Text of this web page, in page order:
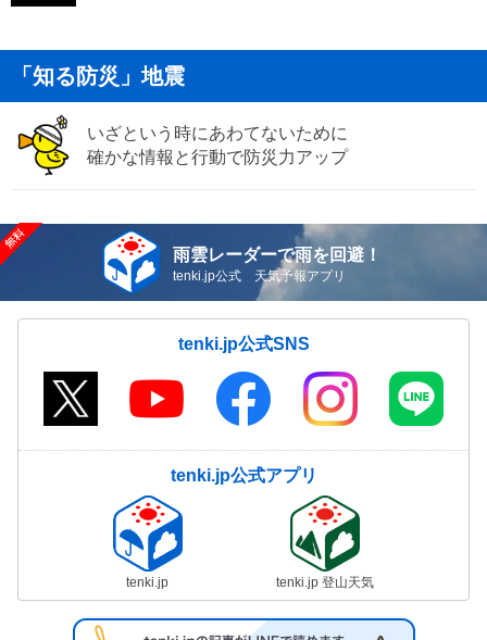
「知る防災」地震
いざという時にあわてないために
確かな情報と行動で防災力アップ
雨雲レーダーで雨を回避！
tenki.jp公式 天気予報アプリ
tenki.jp公式SNS
tenki.jp公式アプリ
tenki.jp tenki.jp 登山天気